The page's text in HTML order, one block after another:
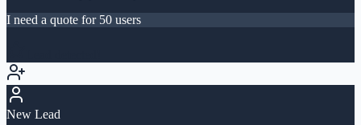
I need a quote for 50 users
New Lead